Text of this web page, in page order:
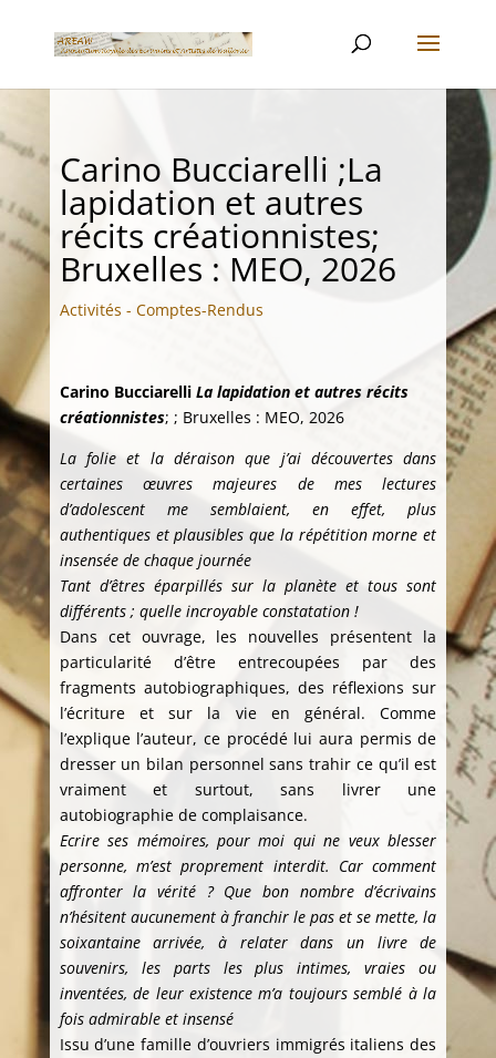
Carino Bucciarelli ;La
lapidation et autres
récits créationnistes;
Bruxelles : MEO, 2026
Activités - Comptes-Rendus
Carino Bucciarelli La lapidation et autres récits
créationnistes; ; Bruxelles : MEO, 2026
La folie et la déraison que j’ai découvertes dans
certaines œuvres majeures de mes lectures
d’adolescent me semblaient, en effet, plus
authentiques et plausibles que la répétition morne et
insensée de chaque journée
Tant d’êtres éparpillés sur la planète et tous sont
différents ; quelle incroyable constatation !
Dans cet ouvrage, les nouvelles présentent la
particularité d’être entrecoupées par des
fragments autobiographiques, des réflexions sur
l’écriture et sur la vie en général. Comme
l’explique l’auteur, ce procédé lui aura permis de
dresser un bilan personnel sans trahir ce qu’il est
vraiment et surtout, sans livrer une
autobiographie de complaisance.
Ecrire ses mémoires, pour moi qui ne veux blesser
personne, m’est proprement interdit. Car comment
affronter la vérité ? Que bon nombre d’écrivains
n’hésitent aucunement à franchir le pas et se mette, la
soixantaine arrivée, à relater dans un livre de
souvenirs, les parts les plus intimes, vraies ou
inventées, de leur existence m’a toujours semblé à la
fois admirable et insensé
Issu d’une famille d’ouvriers immigrés italiens des